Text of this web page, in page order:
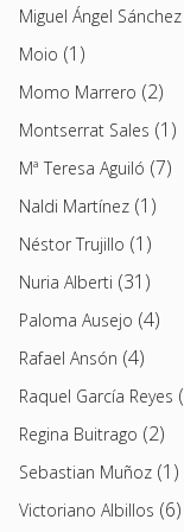
Miguel Ángel
Moio (1)
Momo Marrero (2)
Montserrat Sales (1)
Mª Teresa Aguiló (7)
Naldi Martínez (1)
Néstor Trujillo (1)
Nuria Alberti (31)
Paloma Ausejo (4)
Rafael Ansón (4)
Raquel García Reyes
Regina Buitrago (2)
Sebastian Muñoz (1)
Victoriano Albillos (6)